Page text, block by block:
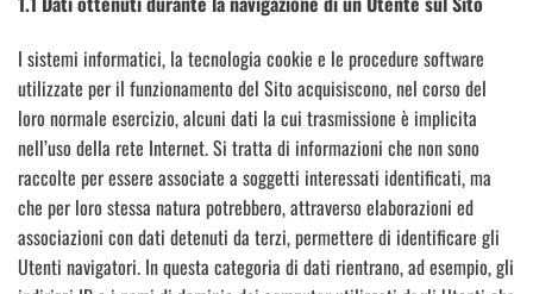
I sistemi informatici, la tecnologia cookie e le procedure software
utilizzate per il funzionamento del Sito acquisiscono, nel corso del
loro normale esercizio, alcuni dati la cui trasmissione è implicita
nell’uso della rete Internet. Si tratta di informazioni che non sono
raccolte per essere associate a soggetti interessati identificati, ma
che per loro stessa natura potrebbero, attraverso elaborazioni ed
associazioni con dati detenuti da terzi, permettere di identificare gli
Utenti navigatori. In questa categoria di dati rientrano, ad esempio, gli